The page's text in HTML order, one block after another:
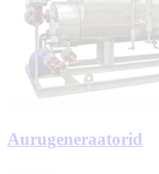
Aurugeneraatorid